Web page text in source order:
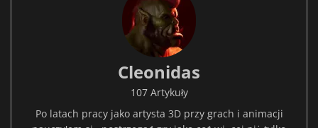
Cleonidas
107 Artykuły
Po latach pracy jako artysta 3D przy grach i animacji